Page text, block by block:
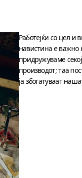
Работејќи со цел и
навистина е важно
придружуваме
производот; таа
ја збогатуваат